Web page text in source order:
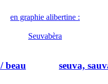
en graphie alibertine :
Seuvabèra
/ beau seuva,